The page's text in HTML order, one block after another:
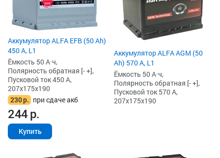
Аккумулятор ALFA EFB (50 Ah)
450 А, L1
Ёмкость 50 А·ч,
Полярность обратная [- +],
Пусковой ток 450 А,
207x175x190
230р. при сдаче акб
244р.
Купить
Аккумулятор ALFA AGM (50
Ah) 570 А, L1
Ёмкость 50 А·ч,
Полярность обратная [- +],
Пусковой ток 570 А,
207x175x190